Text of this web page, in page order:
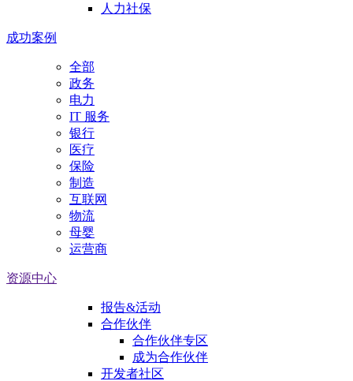
人力社保
成功案例
全部
政务
电力
IT 服务
银行
医疗
保险
制造
互联网
物流
母婴
运营商
资源中心
报告&活动
合作伙伴
合作伙伴专区
成为合作伙伴
开发者社区